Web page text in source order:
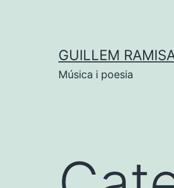
GUILLEM
Música i poesia